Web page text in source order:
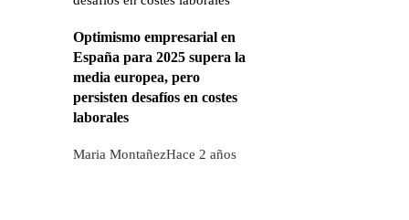
Optimismo empresarial en
España para 2025 supera la
media europea, pero
persisten desafíos en costes
laborales
Maria MontañezHace 2 años